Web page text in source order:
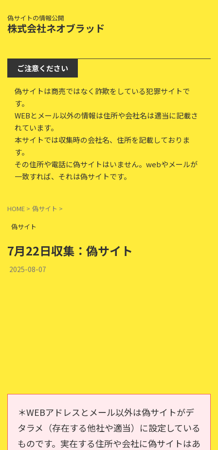
偽サイトの情報公開
株式会社ネオブラッド
ご注意ください
偽サイトは商売ではなく詐欺をしている犯罪サイトで
す。
WEBとメール以外の情報は住所や会社名は適当に記載さ
れています。
本サイトでは収集時の会社名、住所を記載しておりま
す。
その住所や電話に偽サイトはいません。webやメールが
一致すれば、それは偽サイトです。
HOME > 偽サイト >
偽サイト
7月22日収集：偽サイト
2025-08-07
＊WEBアドレスとメール以外は偽サイトがデ
タラメ（存在する他社や適当）に設定している
ものです。実在する住所や会社に偽サイトはあ